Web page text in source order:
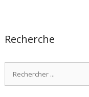
Recherche